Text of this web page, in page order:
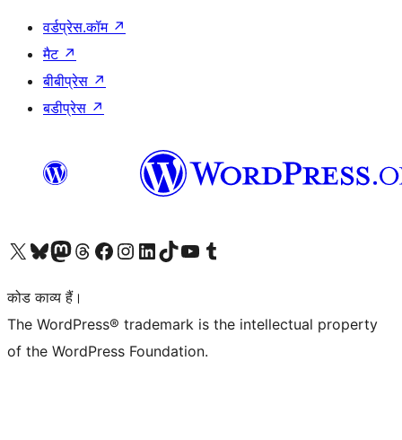
वर्डप्रेस.कॉम ↗
मैट ↗
बीबीप्रेस ↗
बडीप्रेस ↗
Visit our X (formerly Twitter) account
हमारे बलुस्की खाते पर जाएँVisit our Mastodon account
हमारे थ्रेड्स अकाउंट पर जाएंहमारे फेसबुक पेज पर जाएँहमारे इंस्टाग्राम अकाउंट पर जाएंहमारे लिंक्डइन खाते पर जाएँहमारे टिकटॉक खाते पर जाएँहमारे यूट्यूब चैनल पर जाएंहमारे Tumblr खाते पर जाएँ
कोड काव्य हैं।
The WordPress® trademark is the intellectual property
of the WordPress Foundation.